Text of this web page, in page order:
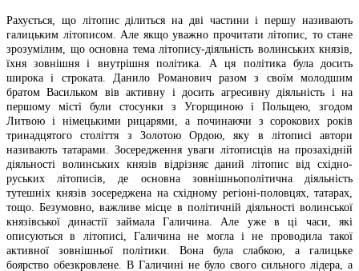
Рахується, що літопис ділиться на дві частини і першу називають
галицьким літописом. Але якщо уважно прочитати літопис, то стане
зрозумілим, що основна тема літопису-діяльність волинських князів,
їхня зовнішня і внутрішня політика. А ця політика була досить
широка і строката. Данило Романович разом з своїм молодшим
братом Васильком вів активну і досить агресивну діяльність і на
першому місті були стосунки з Угорщиною і Польщею, згодом
Литвою і німецькими рицарями, а починаючи з сорокових років
тринадцятого століття з Золотою Ордою, яку в літописі автори
називають татарами. Зосередження уваги літописців на прозахідній
діяльності волинських князів відрізняє даний літопис від східно-
руських літописів, де основна зовнішньополітична діяльність
тутешніх князів зосереджена на східному регіоні-половцях, татарах,
тощо. Безумовно, важливе місце в політичній діяльності волинської
князівської династії займала Галичина. Але уже в ці часи, які
описуються в літописі, Галичина не могла і не проводила такої
активної зовнішньої політики. Вона була слабкою, а галицьке
боярство обезкровлене. В Галичині не було свого сильного лідера, а